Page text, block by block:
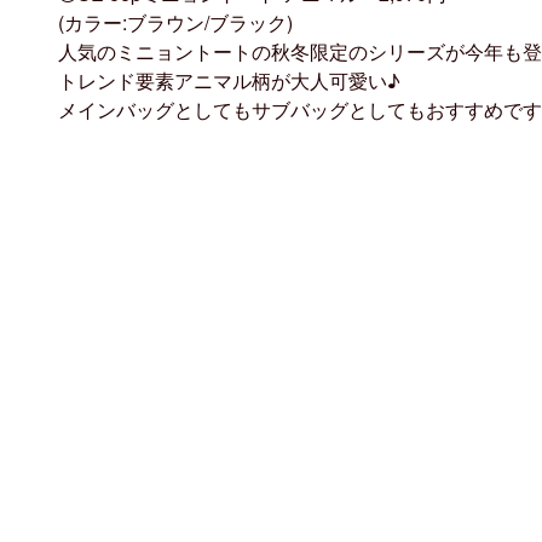
(カラー:ブラウン/ブラック)
人気のミニョントートの秋冬限定のシリーズが今年も
トレンド要素アニマル柄が大人可愛い♪
メインバッグとしてもサブバッグとしてもおすすめで